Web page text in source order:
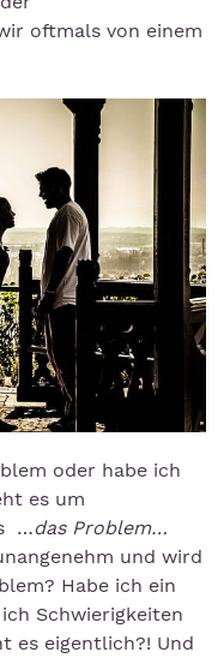
oftmals von einem
oder habe ich
es um
…das Problem…
und wird
Habe ich ein
Schwierigkeiten
es eigentlich?! Und